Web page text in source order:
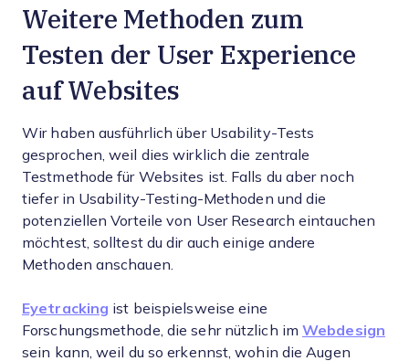
Weitere Methoden zum
Testen der User Experience
auf Websites
Wir haben ausführlich über Usability-Tests
gesprochen, weil dies wirklich die zentrale
Testmethode für Websites ist. Falls du aber noch
tiefer in Usability-Testing-Methoden und die
potenziellen Vorteile von User Research eintauchen
möchtest, solltest du dir auch einige andere
Methoden anschauen.
Eyetracking ist beispielsweise eine
Forschungsmethode, die sehr nützlich imWebdesign
sein kann, weil du so erkennst, wohin die Augen